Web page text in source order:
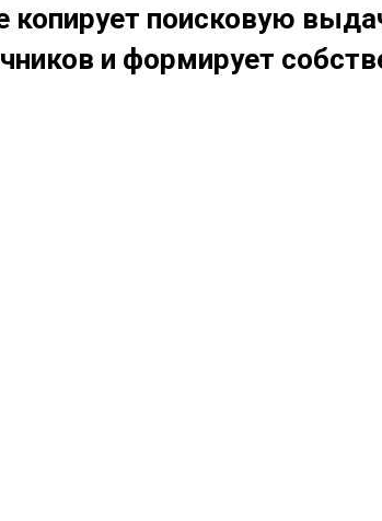
копирует поисковую
и формирует